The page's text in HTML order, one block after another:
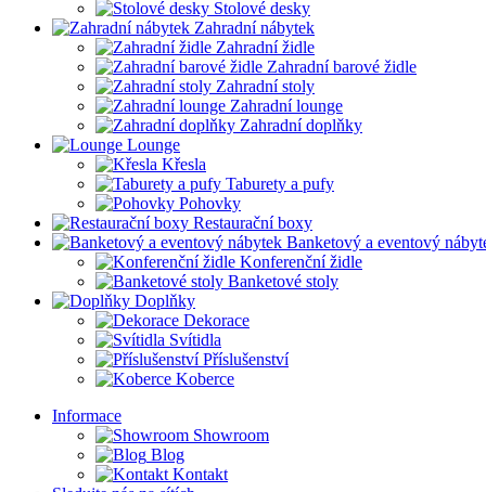
Stolové desky
Zahradní nábytek
Zahradní židle
Zahradní barové židle
Zahradní stoly
Zahradní lounge
Zahradní doplňky
Lounge
Křesla
Taburety a pufy
Pohovky
Restaurační boxy
Banketový a eventový
Konferenční židle
Banketové stoly
Doplňky
Dekorace
Svítidla
Příslušenství
Koberce
Informace
Showroom
Blog
Kontakt